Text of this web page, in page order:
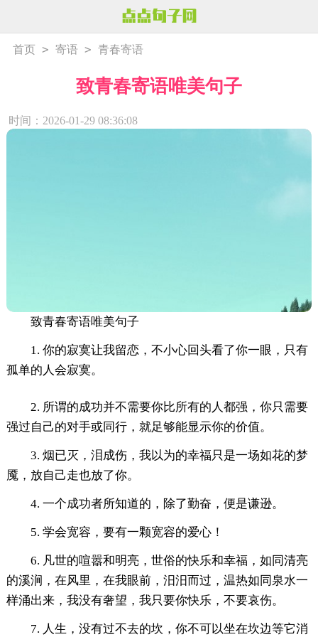
首页 > 寄语 > 青春寄语
致青春寄语唯美句子
时间：2026-01-29 08:36:08
致青春寄语唯美句子
1. 你的寂寞让我留恋，不小心回头看了你一眼，只有
孤单的人会寂寞。
2. 所谓的成功并不需要你比所有的人都强，你只需要
强过自己的对手或同行，就足够能显示你的价值。
3. 烟已灭，泪成伤，我以为的幸福只是一场如花的梦
魇，放自己走也放了你。
4. 一个成功者所知道的，除了勤奋，便是谦逊。
5. 学会宽容，要有一颗宽容的爱心！
6. 凡世的喧嚣和明亮，世俗的快乐和幸福，如同清亮
的溪涧，在风里，在我眼前，汨汨而过，温热如同泉水一
样涌出来，我没有奢望，我只要你快乐，不要哀伤。
7. 人生，没有过不去的坎，你不可以坐在坎边等它消